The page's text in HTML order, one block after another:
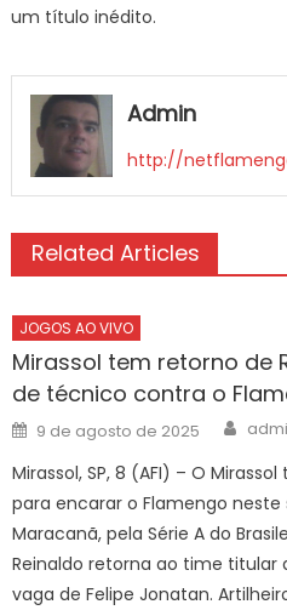
um título inédito.
Admin
http://
Related Articles
JOGOS AO VIVO
Mirassol tem retorno de
de técnico contra o
Posted
on
9 de agosto de 2025
Mirassol, SP, 8 (AFI) – O
para encarar o Flamengo neste
Maracanã, pela Série A do
Reinaldo retorna ao time titular
vaga de Felipe Jonatan.